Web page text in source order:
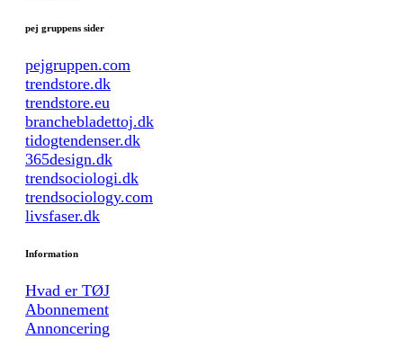
pej gruppens sider
pejgruppen.com
trendstore.dk
trendstore.eu
branchebladettoj.dk
tidogtendenser.dk
365design.dk
trendsociologi.dk
trendsociology.com
livsfaser.dk
Information
Hvad er TØJ
Abonnement
Annoncering